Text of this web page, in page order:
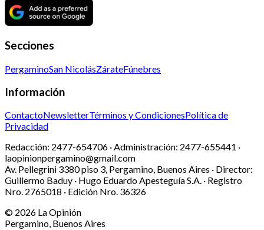
Secciones
PergaminoSan NicolásZárateFúnebres
Información
ContactoNewsletterTérminos y CondicionesPolítica de
Privacidad
Redacción: 2477-654706 ·Administración: 2477-655441 ·
laopinionpergamino@gmail.com
Av. Pellegrini 3380 piso 3, Pergamino, Buenos Aires · Director:
Guillermo Baduy · Hugo Eduardo Apesteguía S.A. · Registro
Nro. 2765018 · Edición Nro. 36326
© 2026 La Opinión
Pergamino, Buenos Aires